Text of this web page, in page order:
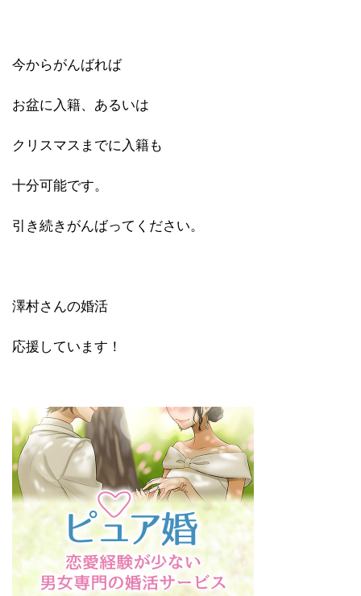
今からがんばれば
お盆に入籍、あるいは
クリスマスまでに入籍も
十分可能です。
引き続きがんばってください。
澤村さんの婚活
応援しています！